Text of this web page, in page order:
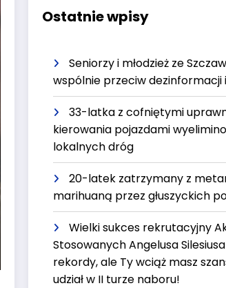
Ostatnie wpisy
Seniorzy i młodzież ze
wspólnie przeciw dezinformacji
33-latka z cofniętymi
kierowania pojazdami
lokalnych dróg
20-latek zatrzymany z
marihuaną przez głuszyckich
Wielki sukces rekrutacyjny
Stosowanych Angelusa
rekordy, ale Ty wciąż masz
udział w II turze naboru!